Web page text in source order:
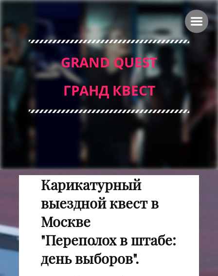
GRAND QUEST
ГРАНД КВЕСТ
Карикатурный
выездной квест в
Москве
"Переполох в штабе:
день выборов".